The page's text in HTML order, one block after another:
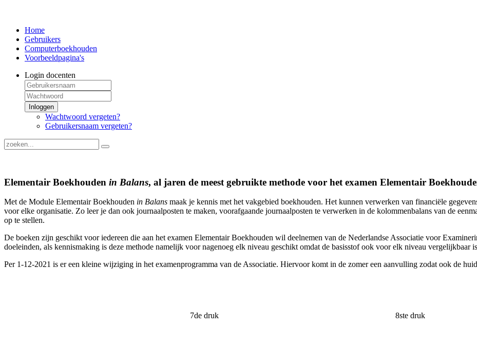
Home
Gebruikers
Computerboekhouden
Voorbeeldpagina's
Login docenten
Inloggen
Wachtwoord vergeten?
Gebruikersnaam vergeten?
Elementair Boekhouden in Balans, al jaren de meest gebruikte methode voor het examen Elementair
Met de Module Elementair Boekhouden in Balans maak je kennis met het vakgebied boekhouden. Het kunnen verwerken van financiële
voor elke organisatie. Zo leer je dan ook journaalposten te maken, voorafgaande journaalposten te verwerken in de kolommenbalans van de
op te stellen.
De boeken zijn geschikt voor iedereen die aan het examen Elementair Boekhouden wil deelnemen van de Nederlandse Associatie voor
doeleinden, als kennismaking is deze methode namelijk voor nagenoeg elk niveau geschikt omdat de basisstof ook voor elk niveau vergelijkbaar
Per 1-12-2021 is er een kleine wijziging in het examenprogramma van de Associatie. Hiervoor komt in de zomer een aanvulling zodat ook de
7de druk 8ste druk